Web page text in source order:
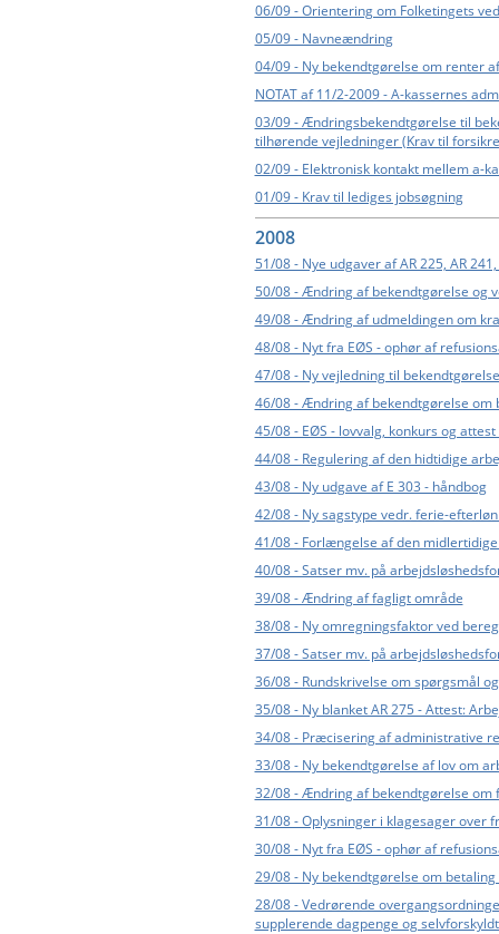
06/09 - Orientering om Folketingets
05/09 - Navneændring
04/09 - Ny bekendtgørelse om renter
NOTAT af 11/2-2009 - A-kassernes
03/09 - Ændringsbekendtgørelse til
tilhørende vejledninger (Krav til
02/09 - Elektronisk kontakt mellem a-
01/09 - Krav til lediges jobsøgning
2008
51/08 - Nye udgaver af AR 225, AR
50/08 - Ændring af bekendtgørelse og
49/08 - Ændring af udmeldingen om
48/08 - Nyt fra EØS - ophør af
47/08 - Ny vejledning til
46/08 - Ændring af bekendtgørelse om
45/08 - EØS - lovvalg, konkurs og attest
44/08 - Regulering af den hidtidige
43/08 - Ny udgave af E 303 - håndbog
42/08 - Ny sagstype vedr. ferie-
41/08 - Forlængelse af den
40/08 - Satser mv. på
39/08 - Ændring af fagligt område
38/08 - Ny omregningsfaktor ved
37/08 - Satser mv. på
36/08 - Rundskrivelse om spørgsmål
35/08 - Ny blanket AR 275 - Attest:
34/08 - Præcisering af administrative
33/08 - Ny bekendtgørelse af lov om
32/08 - Ændring af bekendtgørelse om
31/08 - Oplysninger i klagesager over
30/08 - Nyt fra EØS - ophør af
29/08 - Ny bekendtgørelse om
28/08 - Vedrørende
supplerende dagpenge og